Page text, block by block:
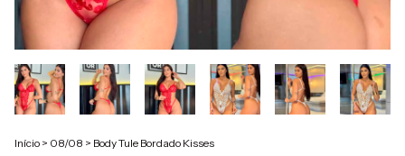
Início > 08/08 > Body Tule Bordado Kisses